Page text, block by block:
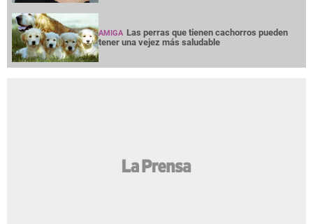
AMIGA Las perras que tienen cachorros pueden
tener una vejez más saludable